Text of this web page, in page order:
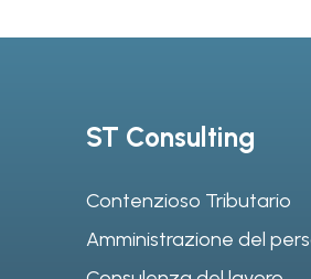
ST Consulting
Contenzioso Tributario
Amministrazione del